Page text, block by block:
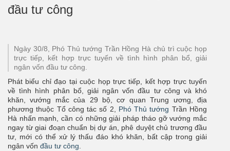
đầu tư công
Ngày 30/8, Phó Thủ tướng Trần Hồng Hà chủ trì cuộc họp
trực tiếp, kết hợp trực tuyến về tình hình phân bổ, giải
ngân vốn đầu tư công.
Phát biểu chỉ đạo tại cuộc họp trực tiếp, kết hợp trực tuyến
về tình hình phân bổ, giải ngân vốn đầu tư công và khó
khăn, vướng mắc của 29 bộ, cơ quan Trung ương, địa
phương thuộc Tổ công tác số 2, Phó Thủ tướng Trần Hồng
Hà nhấn mạnh, cần có những giải pháp tháo gỡ vướng mắc
ngay từ giai đoạn chuẩn bị dự án, phê duyệt chủ trương đầu
tư, mới có thể xử lý thấu đáo khó khăn, bất cập trong giải
ngân vốn đầu tư công